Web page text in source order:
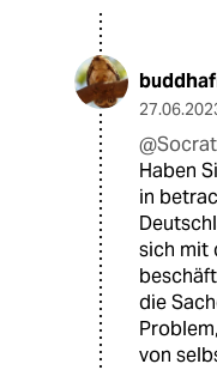
Haben
in
sich mit
die
von